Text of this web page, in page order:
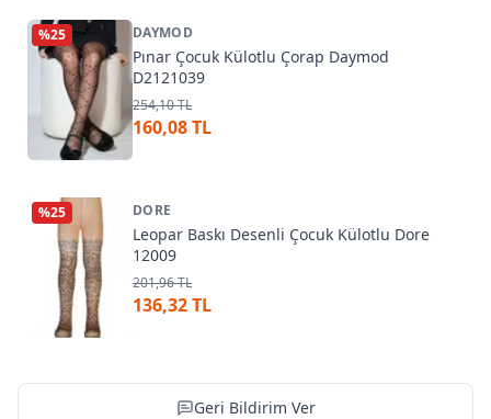
%25 DAYMOD
Pınar Çocuk Külotlu Çorap Daymod
D2121039
254,10 TL
160,08 TL
%25 DORE
Leopar Baskı Desenli Çocuk Külotlu Dore
12009
201,96 TL
136,32 TL
Geri Bildirim Ver